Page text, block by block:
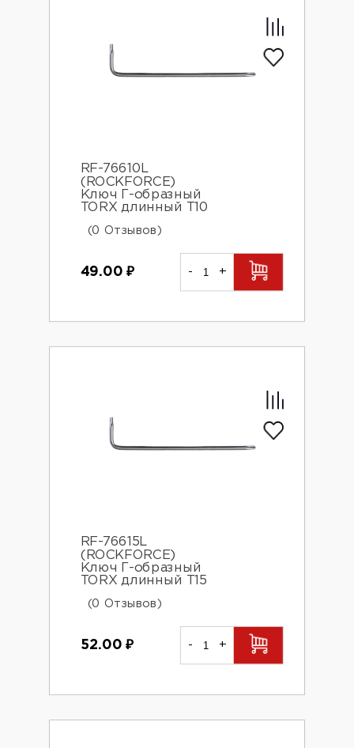
RF-76610L
(ROCKFORCE)
Ключ Г-образный
TORX длинный Т10
(0 Отзывов)
49.00 ₽ - +
RF-76615L
(ROCKFORCE)
Ключ Г-образный
TORX длинный Т15
(0 Отзывов)
52.00₽ - +